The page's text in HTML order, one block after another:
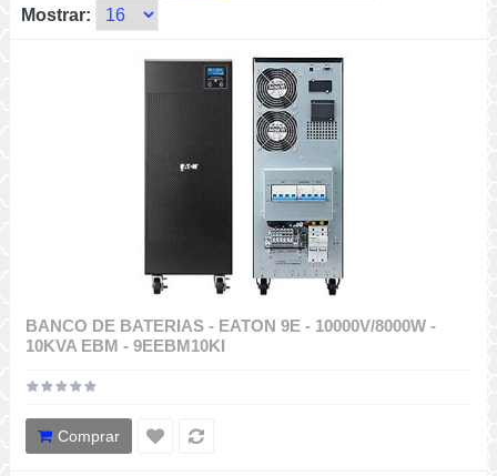
Mostrar:
BANCO DE BATERIAS - EATON 9E - 10000V/8000W -
10KVA EBM - 9EEBM10KI
Comprar